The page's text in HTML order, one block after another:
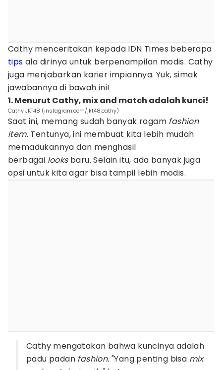
Cathy menceritakan kepada IDN Times beberapa
tips ala dirinya untuk berpenampilan modis. Cathy
juga menjabarkan karier impiannya. Yuk, simak
jawabannya di bawah ini!
1. Menurut Cathy, mix and match adalah kunci!
Cathy JKT48 (instagram.com/jkt48.cathy)
Saat ini, memang sudah banyak ragam fashion
item. Tentunya, ini membuat kita lebih mudah
memadukannya dan menghasil
berbagai looks baru. Selain itu, ada banyak juga
opsi untuk kita agar bisa tampil lebih modis.
Cathy mengatakan bahwa kuncinya adalah
padu padan fashion."Yang penting bisa mix